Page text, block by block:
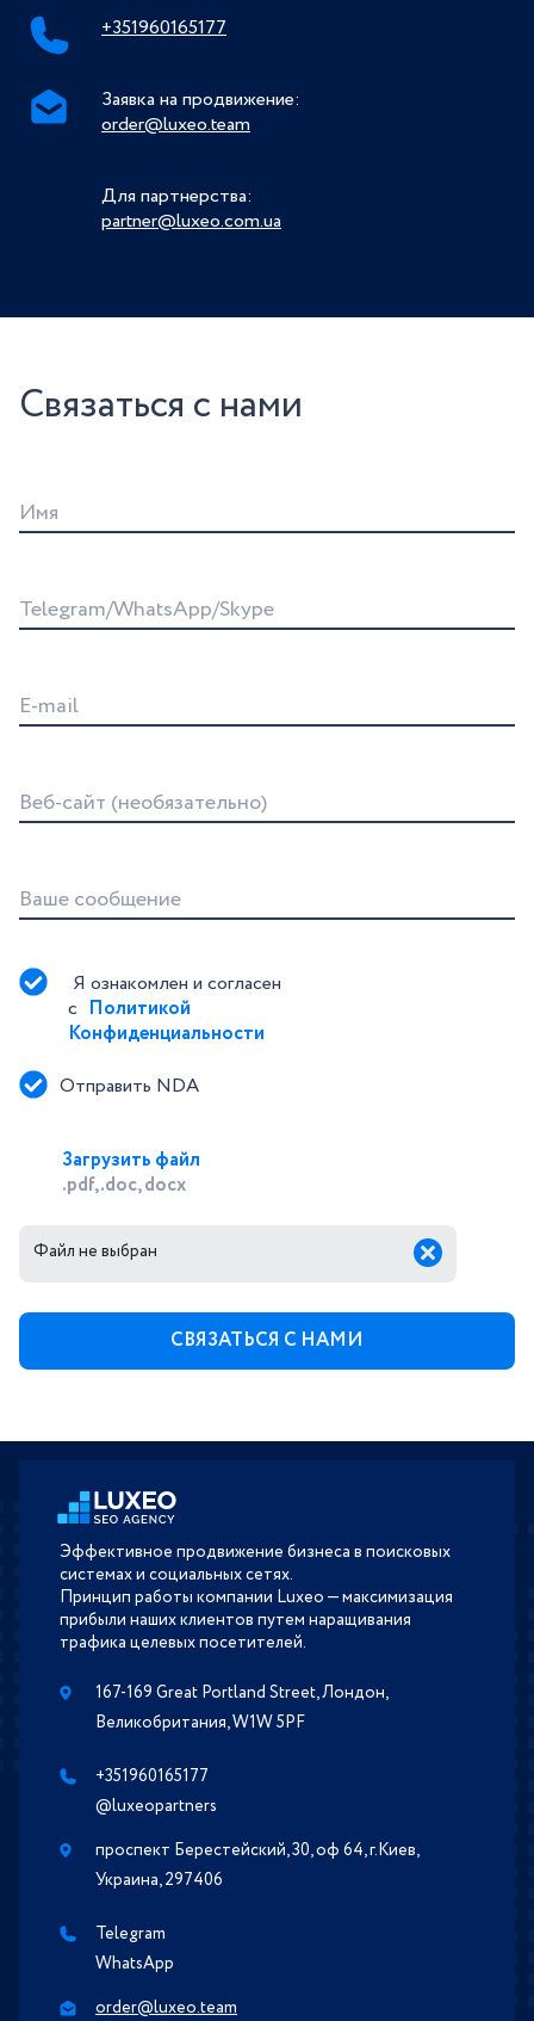
+351960165177
Заявка на продвижение:
order@luxeo.team
Для партнерства:
partner@luxeo.com.ua
Связаться с нами
Имя
Telegram/WhatsApp/Skype
E-mail
Веб-сайт (необязательно)
Ваше сообщение
Я ознакомлен и согласен
с Политикой
Конфиденциальности
Отправить NDA
Загрузить файл
.pdf, .doc, docx
Файл не выбран
Эффективное продвижение бизнеса в поисковых
системах и социальных сетях.
Принцип работы компании Luxeo — максимизация
прибыли наших клиентов путем наращивания
трафика целевых посетителей.
167-169 Great Portland Street, Лондон,
Великобритания, W1W 5PF
+351960165177
@luxeopartners
проспект Берестейский, 30, оф 64, г.Киев,
Украина, 297406
Telegram
WhatsApp
order@luxeo.team